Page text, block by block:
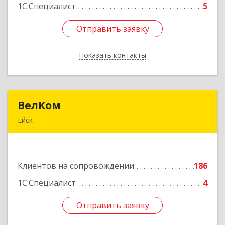
1С:Специалист
5
Отправить заявку
Показать контакты
Отправить заявку
Назад
ВелКом
Ейск
Клиентов на сопровождении
186
1С:Специалист
4
Отправить заявку
Подробнее
Отправить заявку